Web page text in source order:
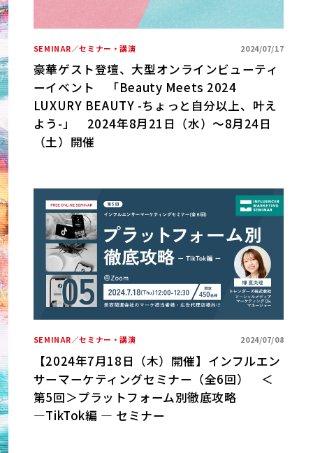
SEMINAR／セミナー・講演 2024/07/17
豪華ゲスト登壇、大型オンラインビューティ
ーイベント 「Beauty Meets 2024
LUXURY BEAUTY -ちょっと自分以上、叶え
よう-」 2024年8月21日（水）～8月24日
（土）開催
SEMINAR／セミナー・講演 2024/07/08
【2024年7月18日（木）開催】インフルエン
サーマーケティングセミナー（全6回） ＜
第5回＞プラットフォーム別徹底攻略
―TikTok編 ― セミナー